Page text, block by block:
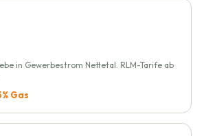
in Gewerbestrom Nettetal. RLM-Tarife ab
Gas